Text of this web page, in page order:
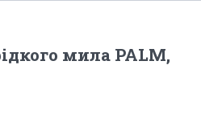
мила PALM,